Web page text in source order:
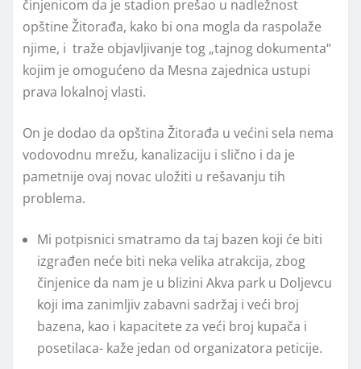
činjenicom da je stadion prešao u nadležnost
opštine Žitorađa, kako bi ona mogla da raspolaže
njime, i traže objavljivanje tog „tajnog dokumenta“
kojim je omogućeno da Mesna zajednica ustupi
prava lokalnoj vlasti.
On je dodao da opština Žitorađa u većini sela nema
vodovodnu mrežu, kanalizaciju i slično i da je
pametnije ovaj novac uložiti u rešavanju tih
problema.
Mi potpisnici smatramo da taj bazen koji će biti
izgrađen neće biti neka velika atrakcija, zbog
činjenice da nam je u blizini Akva park u Doljevcu
koji ima zanimljiv zabavni sadržaj i veći broj
bazena, kao i kapacitete za veći broj kupača i
posetilaca- kaže jedan od organizatora peticije.